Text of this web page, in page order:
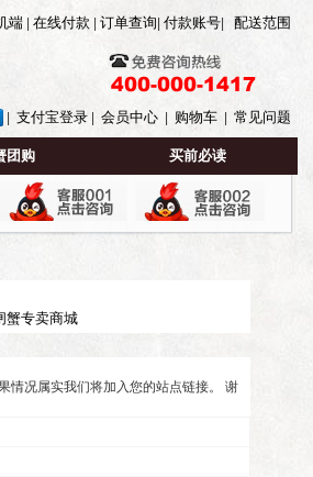
端| 在线付款 订单查询 付款账号| 配送范围
| 支付宝登录| 会员中心| 购物车| 常见问题
团购 买前必读
蟹专卖商城
情况属实我们将加入您的站点链接。 谢